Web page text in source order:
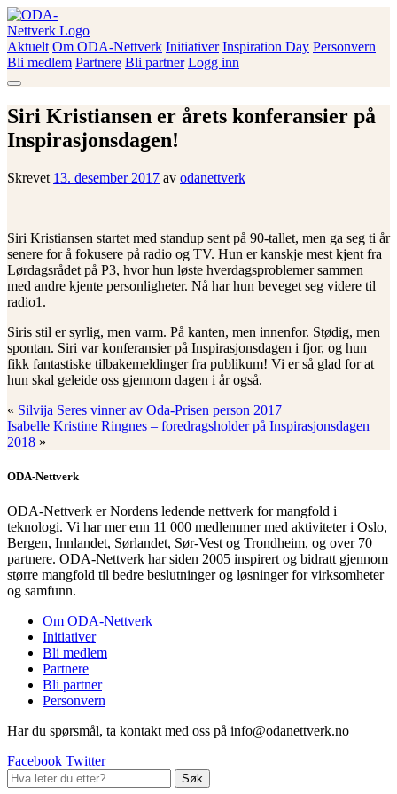
Skip
to
content
ODA-Nettverk
Aktuelt Om ODA-Nettverk Initiativer Inspiration Day Personvern
Bli medlem Partnere Bli partner Logg inn
Siri Kristiansen er årets konferansier på
Inspirasjonsdagen!
Skrevet 13. desember 2017 av odanettverk
Siri Kristiansen startet med standup sent på 90-tallet, men ga seg ti år
senere for å fokusere på radio og TV. Hun er kanskje mest kjent fra
Lørdagsrådet på P3, hvor hun løste hverdagsproblemer sammen
med andre kjente personligheter. Nå har hun beveget seg videre til
radio1.
Siris stil er syrlig, men varm. På kanten, men innenfor. Stødig, men
spontan. Siri var konferansier på Inspirasjonsdagen i fjor, og hun
fikk fantastiske tilbakemeldinger fra publikum! Vi er så glad for at
hun skal geleide oss gjennom dagen i år også.
« Silvija Seres vinner av Oda-Prisen person 2017
Isabelle Kristine Ringnes – foredragsholder på Inspirasjonsdagen
2018 »
ODA-Nettverk
ODA-Nettverk er Nordens ledende nettverk for mangfold i
teknologi. Vi har mer enn 11 000 medlemmer med aktiviteter i Oslo,
Bergen, Innlandet, Sørlandet, Sør-Vest og Trondheim, og over 70
partnere. ODA-Nettverk har siden 2005 inspirert og bidratt gjennom
større mangfold til bedre beslutninger og løsninger for virksomheter
og samfunn.
Om ODA-Nettverk
Initiativer
Bli medlem
Partnere
Bli partner
Personvern
Har du spørsmål, ta kontakt med oss på info@odanettverk.no
Facebook Twitter